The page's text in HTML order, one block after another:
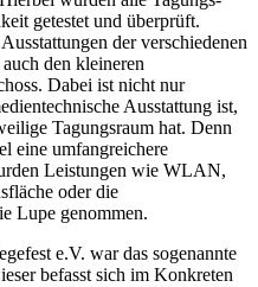
getestet und überprüft.
der verschiedenen
den kleineren
Dabei ist nicht nur
Ausstattung ist,
Tagungsraum hat. Denn
eine umfangreichere
Leistungen wie WLAN,
oder die
Lupe genommen.
e.V. war das sogenannte
befasst sich im Konkreten